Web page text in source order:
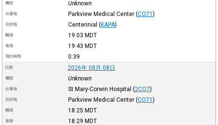
機型 Unknown
出發地 Parkview Medical Center (CO71 )
目的地 Centennial (KAPA)
離港 19:03 MDT
進港 19:43 MDT
飛行時間 0:39
日期 2026年 08月 08日
機型 Unknown
出發地 St Mary-Corwin Hospital (2CO7)
目的地 Parkview Medical Center (CO71 )
離港 18:25 MDT
進港 18:29 MDT